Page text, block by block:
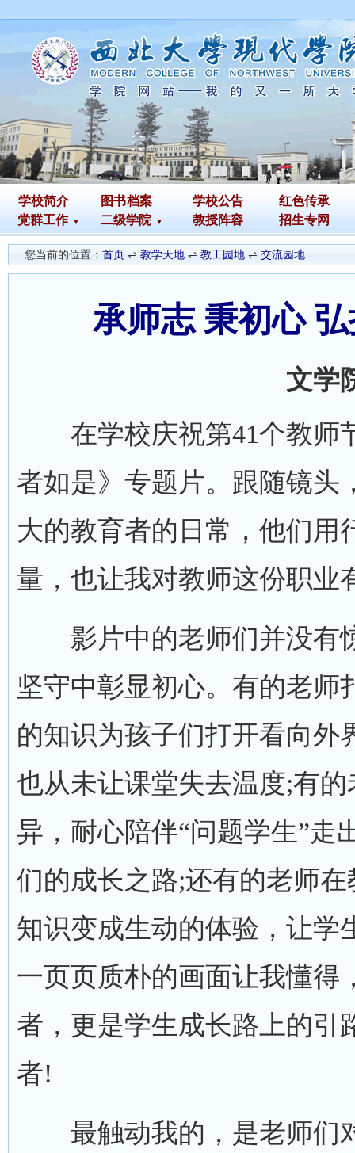
学校简介 图书档案 学校公告
红色传承
党群工作
二级学院 教授阵容 招生专网
您当前的位置： 首页 ⇌ 教学天地 ⇌ 教工园地 ⇌ 交流园地
承师志 秉初心
文学
在学校庆祝第41个教师
者如是》专题片。跟随镜头
大的教育者的日常，他们用
量，也让我对教师这份职业
影片中的老师们并没有
坚守中彰显初心。有的老师
的知识为孩子们打开看向外
也从未让课堂失去温度;有
异，耐心陪伴“问题学生”走
们的成长之路;还有的老师
知识变成生动的体验，让学
一页页质朴的画面让我懂得
者，更是学生成长路上的引
者!
最触动我的，是老师们